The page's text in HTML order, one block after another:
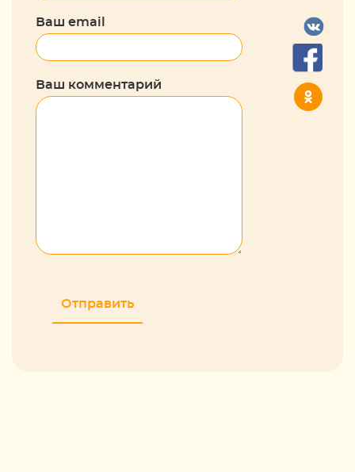
Ваш email
Ваш комментарий